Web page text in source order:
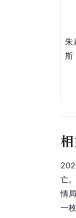
朱
斯
亡
情
一枚